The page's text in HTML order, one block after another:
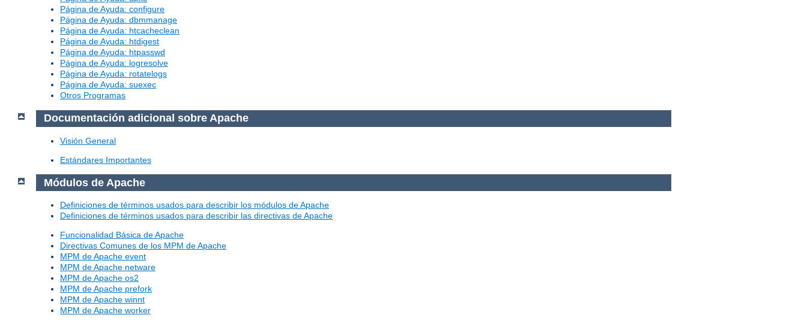
Página de Ayuda: configure
Página de Ayuda: dbmmanage
Página de Ayuda: htcacheclean
Página de Ayuda: htdigest
Página de Ayuda: htpasswd
Página de Ayuda: logresolve
Página de Ayuda: rotatelogs
Página de Ayuda: suexec
Otros Programas
Documentación adicional sobre Apache
Visión General
Estándares Importantes
Módulos de Apache
Definiciones de términos usados para describir los módulos de Apache
Definiciones de términos usados para describir las directivas de Apache
Funcionalidad Básica de Apache
Directivas Comunes de los MPM de Apache
MPM de Apache event
MPM de Apache netware
MPM de Apache os2
MPM de Apache prefork
MPM de Apache winnt
MPM de Apache worker